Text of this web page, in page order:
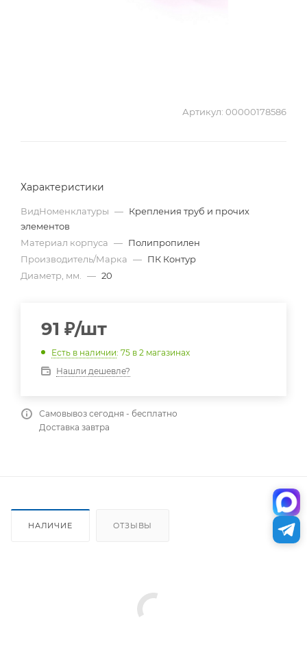
Артикул: 00000178586
Характеристики
ВидНоменклатуры — Крепления труб и прочих
элементов
Материал корпуса — Полипропилен
Производитель/Марка — ПК Контур
Диаметр, мм.
— 20
91 ₽/шт
Есть в наличии: 75 в 2 магазинах
Нашли дешевле?
Самовывоз сегодня - бесплатно
Доставка завтра
НАЛИЧИЕ ОТЗЫВЫ